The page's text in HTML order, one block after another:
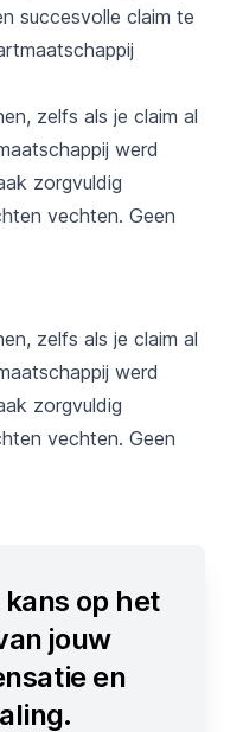
succesvolle claim te
zelfs als je claim al
werd
zorgvuldig
vechten. Geen
zelfs als je claim al
werd
zorgvuldig
vechten. Geen
op het
jouw
en